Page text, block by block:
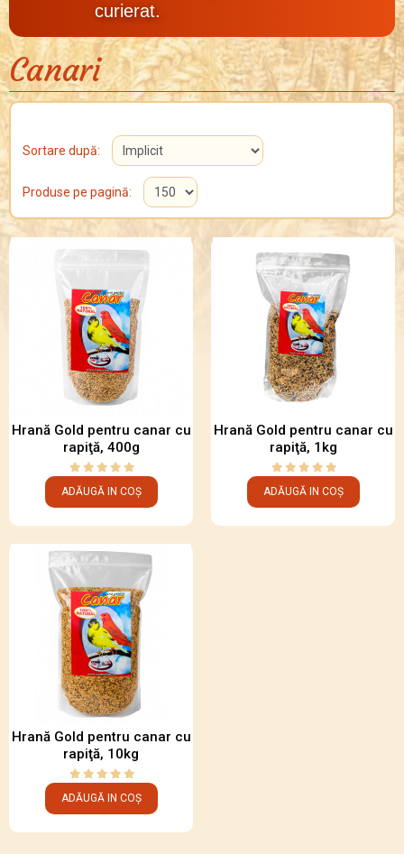
curierat.
Canari
Sortare după:
Produse pe pagină:
Hrană Gold pentru canar cu
rapiţă, 400g
ADĂUGĂ IN COȘ
Hrană Gold pentru canar cu
rapiţă, 1kg
ADĂUGĂ IN COȘ
Hrană Gold pentru canar cu
rapiţă, 10kg
ADĂUGĂ IN COȘ